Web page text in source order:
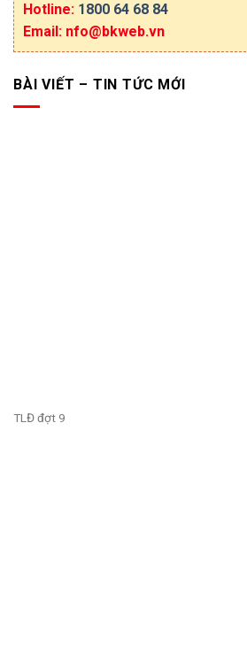
Hotline: 1800 64 68 84
Email: nfo@bkweb.vn
BÀI VIẾT – TIN TỨC MỚI
TLĐ đợt 9